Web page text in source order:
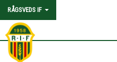
RÅGSVEDS IF
HEM